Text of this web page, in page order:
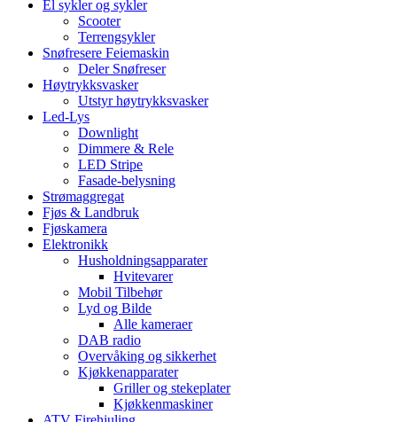
El sykler og sykler
Scooter
Terrengsykler
Snøfresere Feiemaskin
Deler Snøfreser
Høytrykksvasker
Utstyr høytrykksvasker
Led-Lys
Downlight
Dimmere & Rele
LED Stripe
Fasade-belysning
Strømaggregat
Fjøs & Landbruk
Fjøskamera
Elektronikk
Husholdningsapparater
Hvitevarer
Mobil Tilbehør
Lyd og Bilde
Alle kameraer
DAB radio
Overvåking og sikkerhet
Kjøkkenapparater
Griller og stekeplater
Kjøkkenmaskiner